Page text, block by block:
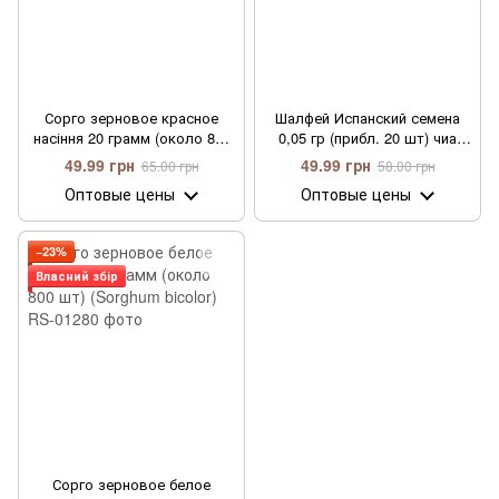
Сорго зерновое красное
насіння 20 грамм (около 800
шт) (Sorghum bicolor)
49.99 грн 65.00 грн
Оптовые цены
Шалфей Испанский семена
0,05 гр (прибл. 20 шт) чиа
белая (Salvia hispanica)
49.99 грн 58.00 грн
Оптовые цены
−23%
Власний збір
Сорго зерновое белое